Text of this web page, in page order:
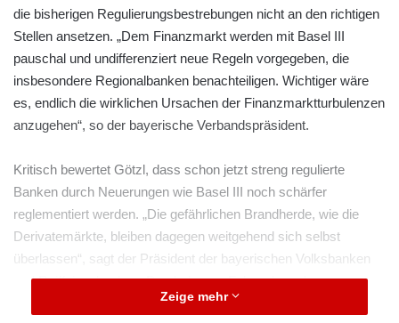
die bisherigen Regulierungsbestrebungen nicht an den richtigen
Stellen ansetzen. „Dem Finanzmarkt werden mit Basel III
pauschal und undifferenziert neue Regeln vorgegeben, die
insbesondere Regionalbanken benachteiligen. Wichtiger wäre
es, endlich die wirklichen Ursachen der Finanzmarktturbulenzen
anzugehen“, so der bayerische Verbandspräsident.
Kritisch bewertet Götzl, dass schon jetzt streng regulierte
Banken durch Neuerungen wie Basel III noch schärfer
reglementiert werden. „Die gefährlichen Brandherde, wie die
Derivatemärkte, bleiben dagegen weitgehend sich selbst
überlassen“, sagt der Präsident der bayerischen Volksbanken
und Raiffeisenbanken. Das habe zur Folge, dass das
Regulierungsgefälle zwischen klassischen Banken und dem
Zeige mehr